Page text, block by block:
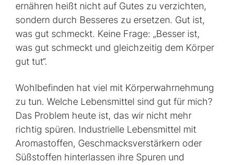
ernähren heißt nicht auf Gutes zu verzichten,
sondern durch Besseres zu ersetzen. Gut ist,
was gut schmeckt. Keine Frage: „Besser ist,
was gut schmeckt und gleichzeitig dem Körper
gut tut“.
Wohlbefinden hat viel mit Körperwahrnehmung
zu tun. Welche Lebensmittel sind gut für mich?
Das Problem heute ist, das wir nicht mehr
richtig spüren. Industrielle Lebensmittel mit
Aromastoffen, Geschmacksverstärkern oder
Süßstoffen hinterlassen ihre Spuren und